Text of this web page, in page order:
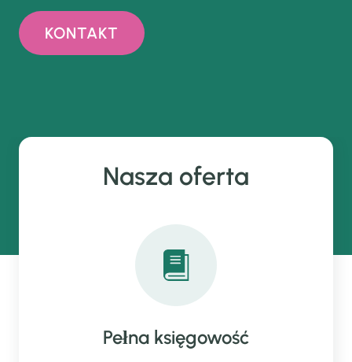
KONTAKT
Nasza oferta
Pełna księgowość